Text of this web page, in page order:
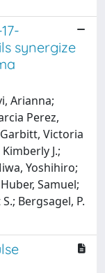
synergize
Arianna;
Perez,
Victoria
J.;
Yoshihiro;
Samuel;
Bergsagel, P.